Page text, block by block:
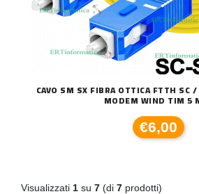
CAVO SM SX FIBRA OTTICA FTTH SC
MODEM WIND TIM 5
€6,00
Visualizzati 1 su 7 (di 7 prodotti)